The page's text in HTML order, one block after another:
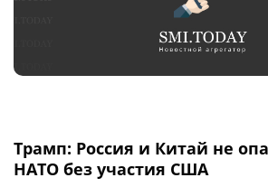
Трамп: Россия и Китай не
НАТО без участия США